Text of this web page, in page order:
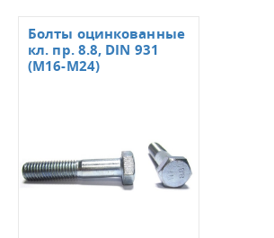
Болты оцинкованные
кл. пр. 8.8, DIN 931
(М16-М24)